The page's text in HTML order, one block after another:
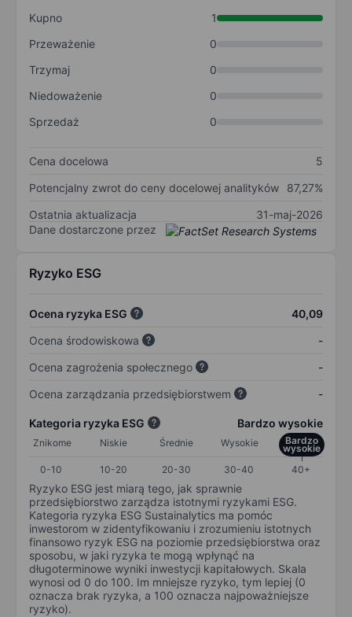
Kupno
1
Przeważenie
0
Trzymaj
0
Niedoważenie
0
Sprzedaż
0
Cena docelowa
5
Potencjalny zwrot do ceny docelowej analityków
87,27%
Ostatnia aktualizacja
31-maj-2026
Dane dostarczone przez
Ryzyko ESG
Ocena ryzyka ESG
40,09
Ocena środowiskowa
-
Ocena zagrożenia społecznego
-
Ocena zarządzania przedsiębiorstwem
-
Kategoria ryzyka ESG Bardzo wysokie
Znikome Niskie Średnie Wysokie Bardzo
wysokie
0-10
10-20 20-30 30-40 40+
Ryzyko ESG jest miarą tego, jak sprawnie
przedsiębiorstwo zarządza istotnymi ryzykami ESG.
Kategoria ryzyka ESG Sustainalytics ma pomóc
inwestorom w zidentyfikowaniu i zrozumieniu istotnych
finansowo ryzyk ESG na poziomie przedsiębiorstwa oraz
sposobu, w jaki ryzyka te mogą wpłynąć na
długoterminowe wyniki inwestycji kapitałowych. Skala
wynosi od 0 do 100. Im mniejsze ryzyko, tym lepiej (0
oznacza brak ryzyka, a 100 oznacza najpoważniejsze
ryzyko).